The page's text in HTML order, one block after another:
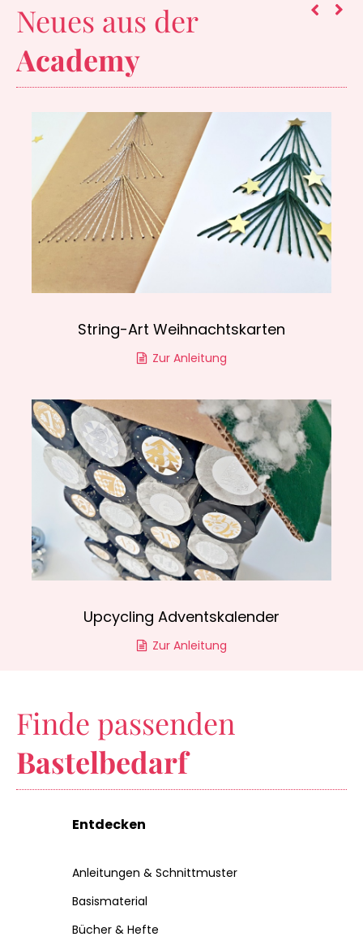
Neues aus der
Academy
String-Art Weihnachtskarten
Zur Anleitung
Upcycling Adventskalender
Zur Anleitung
Finde passenden
Bastelbedarf
Entdecken
Anleitungen & Schnittmuster
Basismaterial
Bücher & Hefte